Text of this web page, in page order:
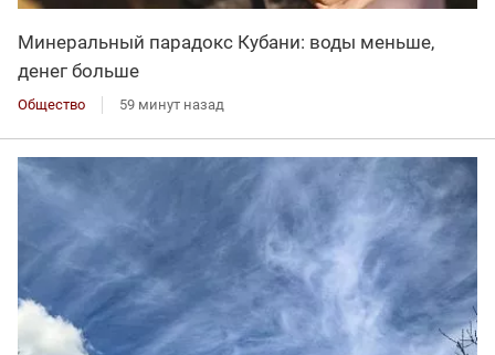
Минеральный парадокс Кубани: воды меньше,
денег больше
Общество 59 минут назад